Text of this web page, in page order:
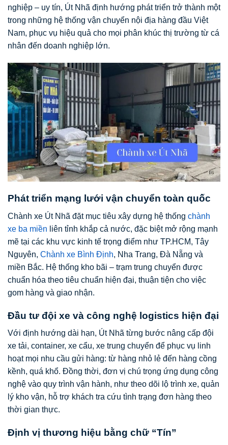
nghiệp – uy tín, Út Nhã định hướng phát triển trở thành một
trong những hệ thống vận chuyển nội địa hàng đầu Việt
Nam, phục vụ hiệu quả cho mọi phân khúc thị trường từ cá
nhân đến doanh nghiệp lớn.
Phát triển mạng lưới vận chuyển toàn quốc
Chành xe Út Nhã đặt mục tiêu xây dựng hệ thống chành
xe ba miền liên tỉnh khắp cả nước, đặc biệt mở rộng mạnh
mẽ tại các khu vực kinh tế trọng điểm như TP.HCM, Tây
Nguyên, Chành xe Bình Định, Nha Trang, Đà Nẵng và
miền Bắc. Hệ thống kho bãi – trạm trung chuyển được
chuẩn hóa theo tiêu chuẩn hiện đại, thuận tiện cho việc
gom hàng và giao nhận.
Đầu tư đội xe và công nghệ logistics hiện đại
Với định hướng dài hạn, Út Nhã từng bước nâng cấp đội
xe tải, container, xe cẩu, xe trung chuyển để phục vụ linh
hoạt mọi nhu cầu gửi hàng: từ hàng nhỏ lẻ đến hàng cồng
kềnh, quá khổ. Đồng thời, đơn vị chú trọng ứng dụng công
nghệ vào quy trình vận hành, như theo dõi lộ trình xe, quản
lý kho vận, hỗ trợ khách tra cứu tình trạng đơn hàng theo
thời gian thực.
Định vị thương hiệu bằng chữ “Tín”